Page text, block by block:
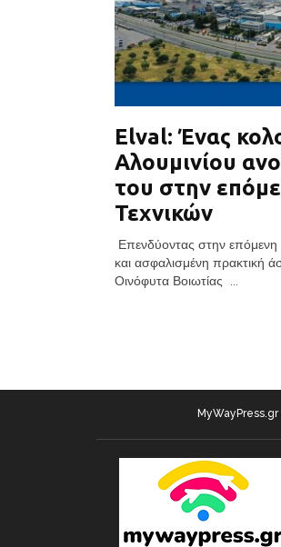
Elval: Ένας
Αλουμινίου
του στην
Τεχνικών
Επενδύοντας στην επόμενη
και ασφαλισμένη πρακτική
Οινόφυτα Βοιωτίας ...
MyWayPress.gr